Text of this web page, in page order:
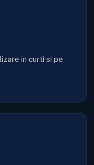
in curti si pe